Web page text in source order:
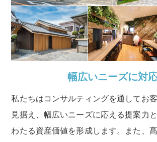
幅広いニーズに対
私たちはコンサルティングを通してお
見据え、幅広いニーズに応える提案力
わたる資産価値を形成します。また、